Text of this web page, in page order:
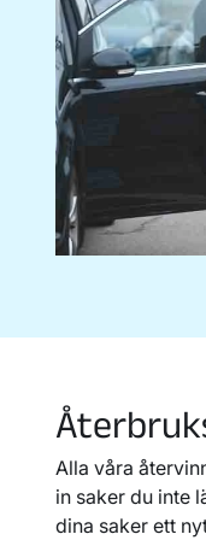
13B
16B
19B-22B
Alla våra
in saker du inte
dina saker ett